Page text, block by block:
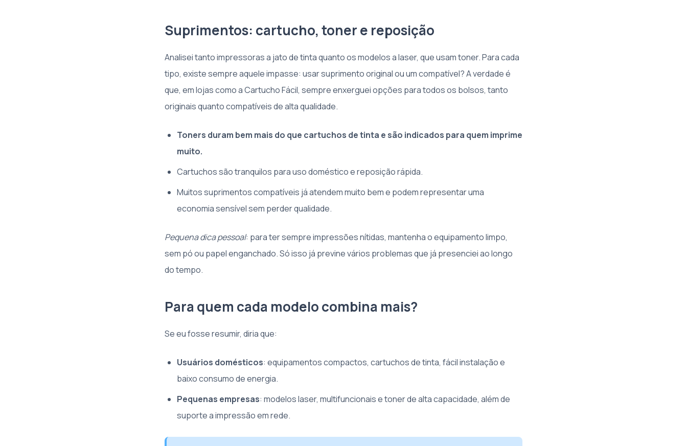
Suprimentos: cartucho, toner e reposição
Analisei tanto impressoras a jato de tinta quanto os modelos a laser, que usam toner. Para cada
tipo, existe sempre aquele impasse: usar suprimento original ou um compatível? A verdade é
que, em lojas como a Cartucho Fácil, sempre enxerguei opções para todos os bolsos, tanto
originais quanto compatíveis de alta qualidade.
Toners duram bem mais do que cartuchos de tinta e são indicados para quem imprime
muito.
Cartuchos são tranquilos para uso doméstico e reposição rápida.
Muitos suprimentos compatíveis já atendem muito bem e podem representar uma
economia sensível sem perder qualidade.
Pequena dica pessoal: para ter sempre impressões nítidas, mantenha o equipamento limpo,
sem pó ou papel enganchado. Só isso já previne vários problemas que já presenciei ao longo
do tempo.
Para quem cada modelo combina mais?
Se eu fosse resumir, diria que:
Usuários domésticos: equipamentos compactos, cartuchos de tinta, fácil instalação e
baixo consumo de energia.
Pequenas empresas: modelos laser, multifuncionais e toner de alta capacidade, além de
suporte a impressão em rede.